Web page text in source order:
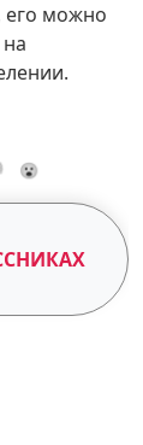
его можно
😮